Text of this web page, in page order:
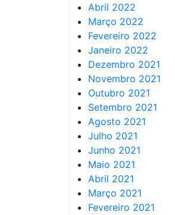
Abril 2022
Março 2022
Fevereiro 2022
Janeiro 2022
Dezembro 2021
Novembro 2021
Outubro 2021
Setembro 2021
Agosto 2021
Julho 2021
Junho 2021
Maio 2021
Abril 2021
Março 2021
Fevereiro 2021